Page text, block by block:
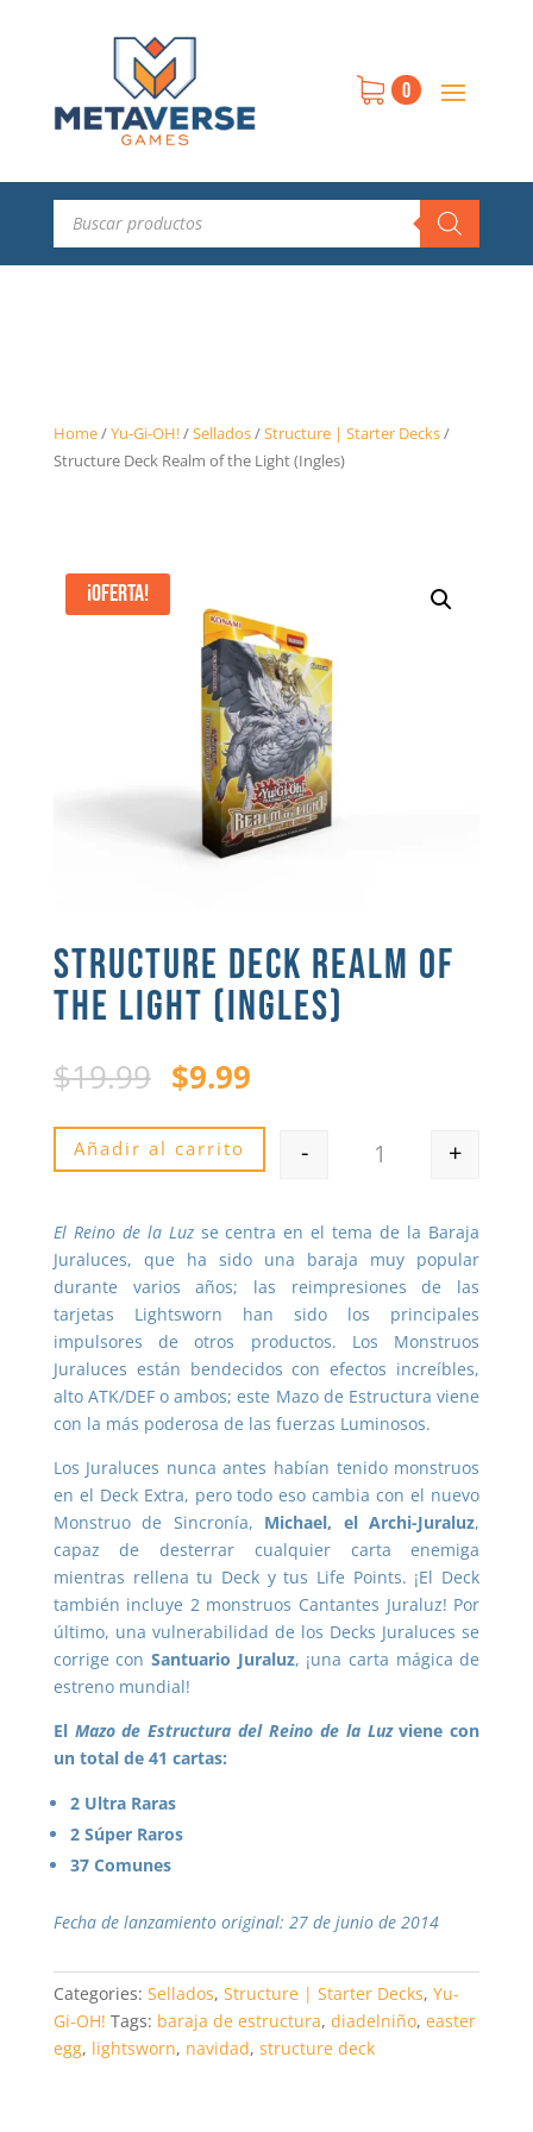
0
Búsqueda
productos
Home/Yu-Gi-OH!/Sellados/Structure | Starter Decks/
Structure Deck Realm of the Light (Ingles)
¡Oferta!
STRUCTURE DECK REALM OF
THE LIGHT (INGLES)
$19.99 Original
price
was:
$19.99.
$9.99Current
is:
$9.99. Quantity
- +
Añadir al carrito
El Reino de la Luzse centra en el tema de la Baraja
Juraluces, que ha sido una baraja muy popular
durante varios años; las reimpresiones de las
tarjetas Lightsworn han sido los principales
impulsores de otros productos. Los Monstruos
Juraluces están bendecidos con efectos increíbles,
alto ATK/DEF o ambos; este Mazo de Estructura viene
con la más poderosa de las fuerzas Luminosos.
Los Juraluces nunca antes habían tenido monstruos
en el Deck Extra, pero todo eso cambia con el nuevo
Monstruo de Sincronía, Michael, el Archi-Juraluz,
capaz de desterrar cualquier carta enemiga
mientras rellena tu Deck y tus Life Points. ¡El Deck
también incluye 2 monstruos Cantantes Juraluz! Por
último, una vulnerabilidad de los Decks Juraluces se
corrige conSantuario Juraluz, ¡una carta mágica de
estreno mundial!
El Mazo de Estructura del Reino de la Luzviene con
un total de 41 cartas:
2 Ultra Raras
2 Súper Raros
37 Comunes
Fecha de lanzamiento original: 27 de junio de 2014
Categories: Sellados, Structure | Starter Decks, Yu-
Gi-OH! Tags: baraja de estructura, diadelniño, easter
egg, lightsworn, navidad, structure deck